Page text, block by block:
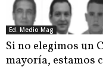
Ed. Medio Mag
Si no elegimos un
mayoría, estamos